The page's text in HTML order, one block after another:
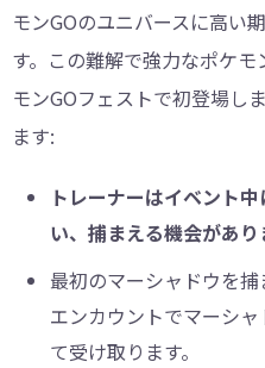
モンGOのユニバースに高い
す。この難解で強力なポケ
モンGOフェストで初登場し
ます:
トレーナーはイベント
い、捕まえる機会があり
最初のマーシャドウを
エンカウントでマーシ
て受け取ります。